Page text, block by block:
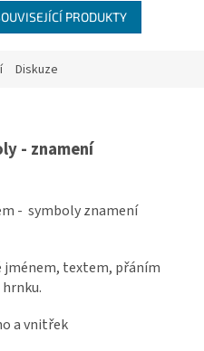
PRODUKTY
Diskuze
- znamení
- symboly znamení
textem, přáním
a vnitřek